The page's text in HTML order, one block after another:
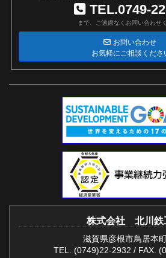
TEL.0749-
まで、ご遠慮なくお問い合わせ
お問い合わせ
お気軽にご相談くださ
株式会社 北川鉄
滋賀県彦根市鳥居本
TEL. (0749)22-2932 / FAX.